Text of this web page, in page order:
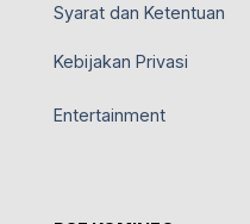
Syarat dan Ketentuan
Kebijakan Privasi
Entertainment